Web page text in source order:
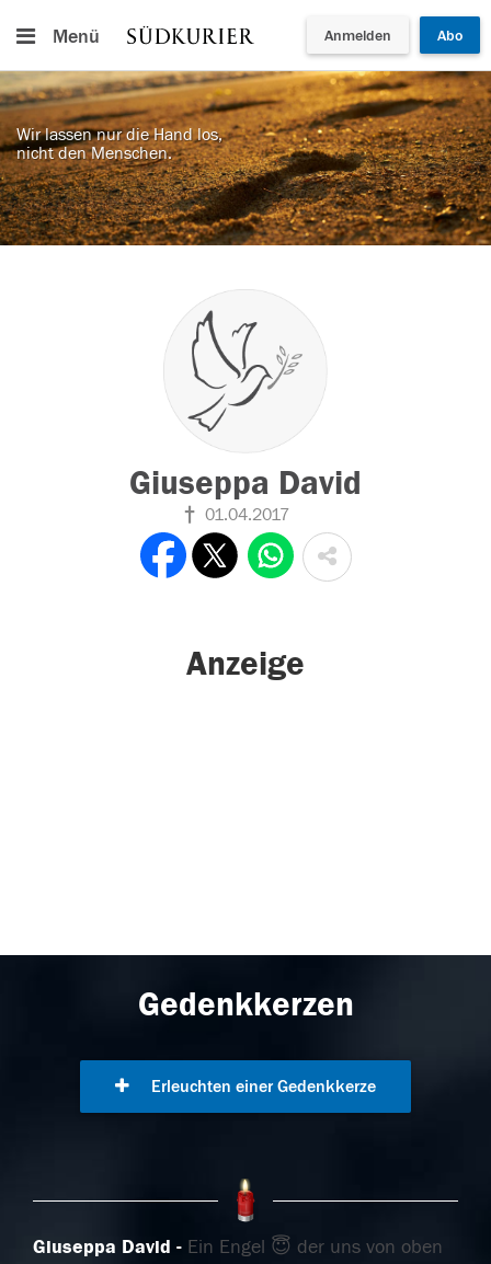
Menü Anmelden Abo
Wir lassen nur die Hand los,
nicht den Menschen.
Giuseppa David
01.04.2017
Anzeige
Gedenkkerzen
Erleuchten einer Gedenkkerze
Giuseppa David
Ein Engel 😇 der uns von oben